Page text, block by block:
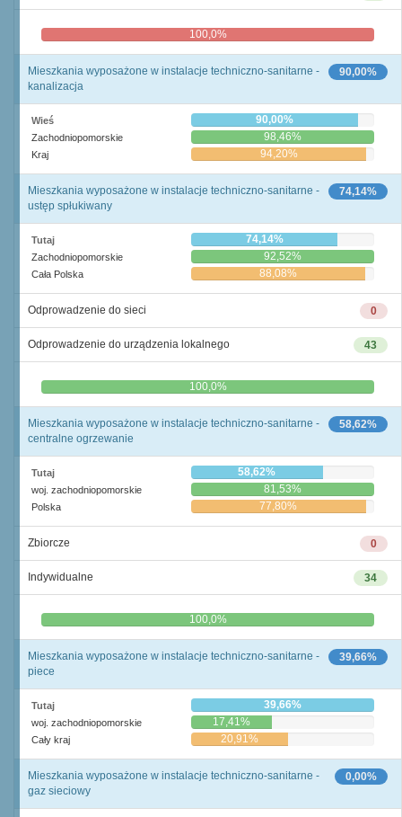
100,0%
90,00%
Mieszkania wyposażone w instalacje techniczno-sanitarne -
kanalizacja
Wieś 90,00%
Zachodniopomorskie 98,46%
Kraj 94,20%
74,14%
Mieszkania wyposażone w instalacje techniczno-sanitarne -
ustęp spłukiwany
Tutaj 74,14%
Zachodniopomorskie 92,52%
Cała Polska 88,08%
0
Odprowadzenie do sieci
43
Odprowadzenie do urządzenia lokalnego
0,0% 100,0%
58,62%
Mieszkania wyposażone w instalacje techniczno-sanitarne -
centralne ogrzewanie
Tutaj 58,62%
woj. zachodniopomorskie 81,53%
Polska 77,80%
0
Zbiorcze
34
Indywidualne
0,0% 100,0%
39,66%
Mieszkania wyposażone w instalacje techniczno-sanitarne -
piece
Tutaj 39,66%
woj. zachodniopomorskie 17,41%
Cały kraj 20,91%
0,00%
Mieszkania wyposażone w instalacje techniczno-sanitarne -
gaz sieciowy